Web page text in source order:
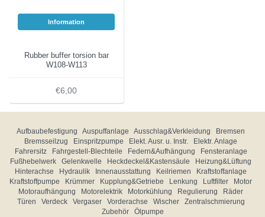
Information
Rubber buffer torsion bar
W108-W113
€6,00
Aufbaubefestigung Auspuffanlage Ausschlag&Verkleidung
Bremsen
Bremsseilzug
Einspritzpumpe Elekt. Ausr. u. Instr.
Elektr. Anlage
Fahrersitz
Fahrgestell-Blechteile Federn&Aufhängung
Fensteranlage
Fußhebelwerk
Gelenkwelle Heckdeckel&Kastensäule
Heizung&Lüftung
Hinterachse
Hydraulik Innenausstattung Keilriemen
Kraftstoffanlage
Kraftstoffpumpe
Krümmer Kupplung&Getriebe Lenkung Luftfilter
Motor
Motoraufhängung
Motorelektrik Motorkühlung Regulierung
Räder
Türen
Verdeck Vergaser Vorderachse Wischer
Zentralschmierung
Zubehör
Ölpumpe